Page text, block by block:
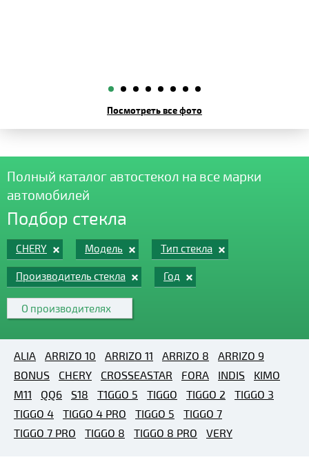
Посмотреть все фото
Полный каталог автостекол на все марки
автомобилей
Подбор стекла
CHERY Модель Тип стекла
Производитель стекла Год
О производителях
ALIA ARRIZO 10 ARRIZO 11 ARRIZO 8
ARRIZO 9
BONUS
CHERY CROSSEASTAR FORA INDIS
KIMO
M11
QQ6 S18 T1GGO 5 TIGGO TIGGO 2
TIGGO 3
TIGGO 4
TIGGO 4 PRO TIGGO 5
TIGGO 7
TIGGO 7 PRO
TIGGO 8 TIGGO 8 PRO VERY